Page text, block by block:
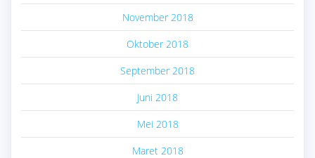
November 2018
Oktober 2018
September 2018
Juni 2018
Mei 2018
Maret 2018